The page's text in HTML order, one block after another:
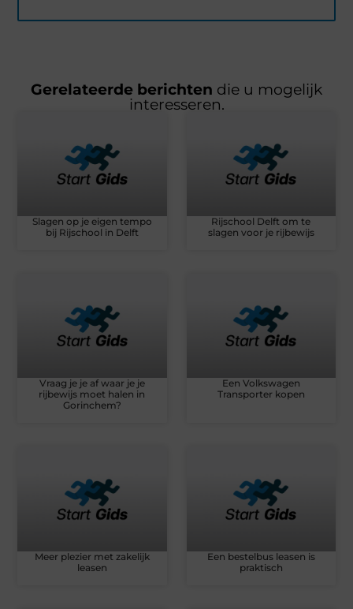
Gerelateerde berichten die u mogelijk
interesseren.
Slagen op je eigen tempo
bij Rijschool in Delft
Rijschool Delft om te
slagen voor je rijbewijs
Vraag je je af waar je je
rijbewijs moet halen in
Gorinchem?
Een Volkswagen
Transporter kopen
Meer plezier met zakelijk
leasen
Een bestelbus leasen is
praktisch